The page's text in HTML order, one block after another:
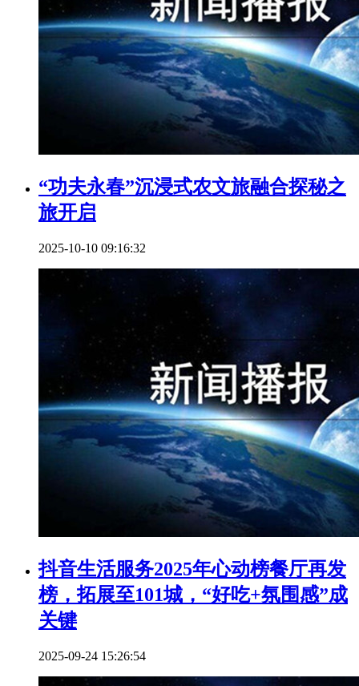
“功夫永春”沉浸式农文旅融合探秘之
旅开启
2025-10-10 09:16:32
抖音生活服务2025年心动榜餐厅再发
榜，拓展至101城，“好吃+氛围感”成
关键
2025-09-24 15:26:54